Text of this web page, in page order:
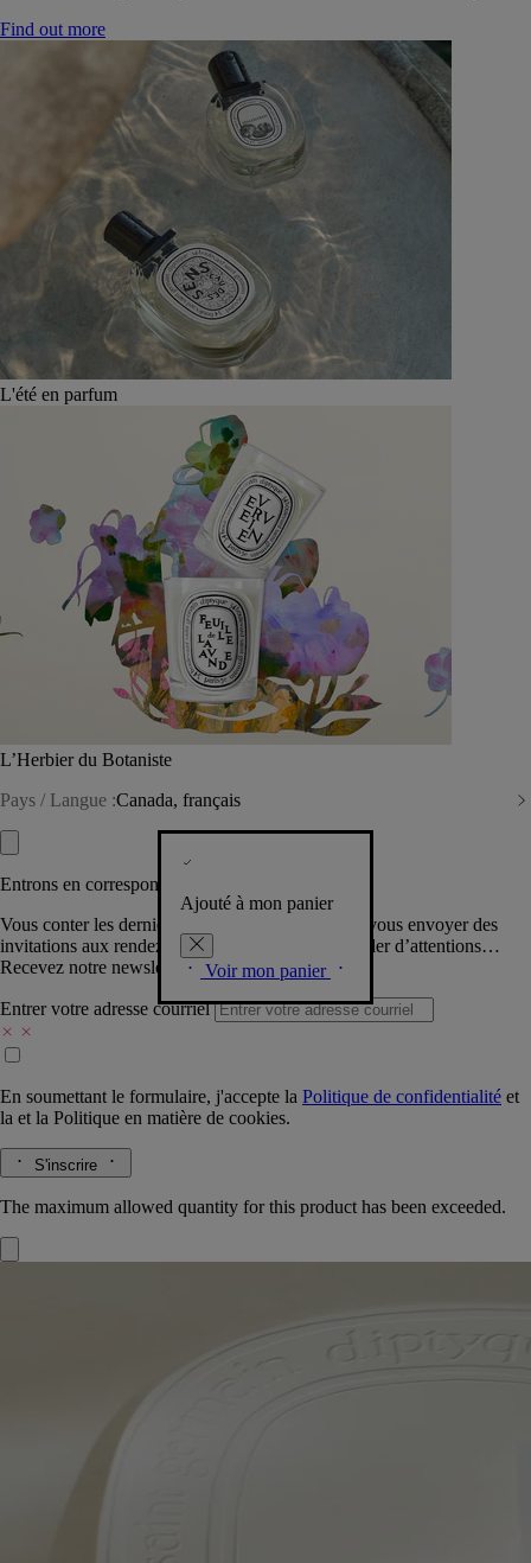
Find out more
L'été en parfum
L’Herbier du Botaniste
Pays / Langue :Canada, français
Ajouté à mon panier
Voir mon panier
Entrons en correspondance​
Vous conter les dernières créations de la Maison, vous envoyer des
invitations aux rendez-vous Diptyque, vous combler d’attentions…
Recevez notre newsletter.
Entrer votre adresse courriel
En soumettant le formulaire, j'accepte la Politique de confidentialité et
la et la Politique en matière de cookies.
S'inscrire
The maximum allowed quantity for this product has been exceeded.